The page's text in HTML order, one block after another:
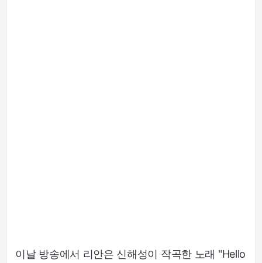
이날 방송에서 리안은 신해성이 작곡한 노래 "Hello